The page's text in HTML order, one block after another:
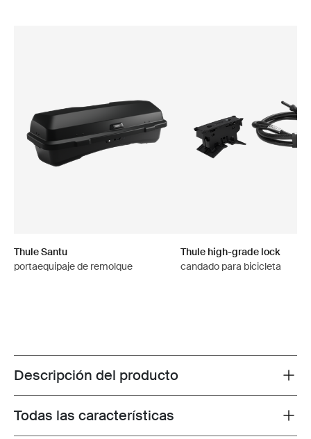
Thule Santu
portaequipaje de remolque
Thule high-grade lock
candado para bicicleta
Toggle overview
Descripción del producto
Toggle features
Todas las características